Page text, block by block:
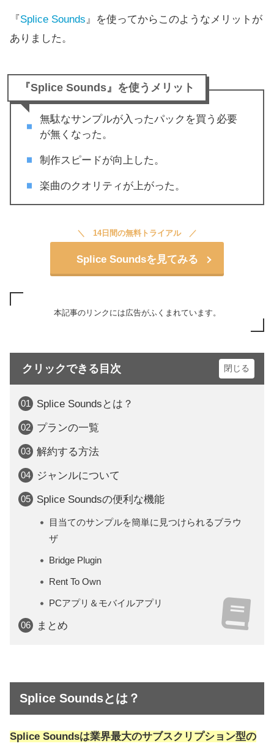
『Splice Sounds 』を使ってからこのようなメリットが
ありました。
『Splice Sounds』を使うメリット
無駄なサンプルが入ったパックを買う必要
が無くなった。
制作スピードが向上した。
楽曲のクオリティが上がった。
14日間の無料トライアル
Splice Soundsを見てみる
本記事のリンクには広告がふくまれています。
クリックできる目次
Splice Soundsとは？
プランの一覧
解約する方法
ジャンルについて
Splice Soundsの便利な機能
目当てのサンプルを簡単に見つけられるブラウ
ザ
Bridge Plugin
Rent To Own
PCアプリ＆モバイルアプリ
まとめ
Splice Soundsとは？
Splice Soundsは業界最大のサブスクリプション型の